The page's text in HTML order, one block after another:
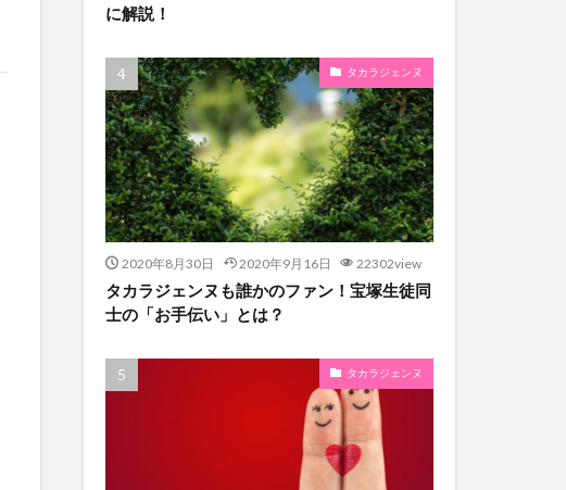
に解説！
タカラジェンヌ
2020年8月30日 2020年9月16日 22302view
タカラジェンヌも誰かのファン！宝塚生徒同
士の「お手伝い」とは？
タカラジェンヌ